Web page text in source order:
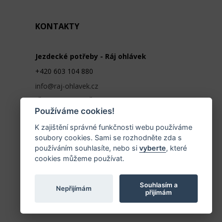
KONTAKTY
Jezdecké potřeby - Ráj ohlávek
+420 603 104 880
info@raj-ohlavek.cz
IČ: 61655066, DIČ: CZ 740601140
Používáme cookies!
K zajištění správné funkčnosti webu používáme
soubory cookies. Sami se rozhodněte zda s
používáním souhlasíte, nebo si vyberte, které
cookies můžeme používat.
Souhlasím a
přijímám
Nepřijímám